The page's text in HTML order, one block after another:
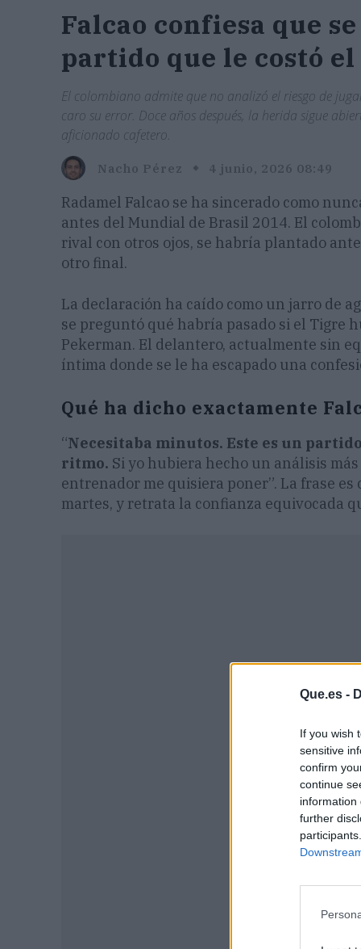
Que.es -
If you wish
sensitive
confirm
continue
information
further
Falcao confiesa que
partido que le costó
El colombiano admite que no analizó el riesgo de
caro su error. Doce años después, la herida sigue
aficionado cafetero.
Nacho Pérez 4 junio, 2026 08:49
Radamel Falcao se ha sincerado como
antes del Mundial de Brasil 2014. El
rival con otros ojos, se habría plantado
otro final.
La declaración ha caído como un jarro de
se preguntó qué habría pasado si el Tigre
Pekerman. El delantero, actualmente sin
íntima donde se le ha escapado una
Qué ha dicho exactamente
“Necesitaba minutos. Este es un
ritmo. Si yo hubiera hecho un análisis
entrenador me quisiera poner”. La frase
martes, y retrata la confianza equivocada